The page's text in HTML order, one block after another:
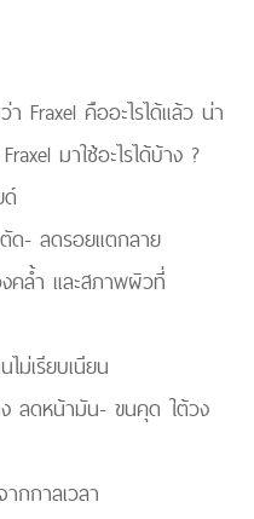
Fraxel คืออะไรได้แล้ว น่า
มาใช้อะไรได้บ้าง ?
ด- ลดรอยแตกลาย
คล้ำ และสภาพผิวที่
ม่เรียบเนียน
ลดหน้ามัน- ขนคุด ใต้วง
กกาลเวลา